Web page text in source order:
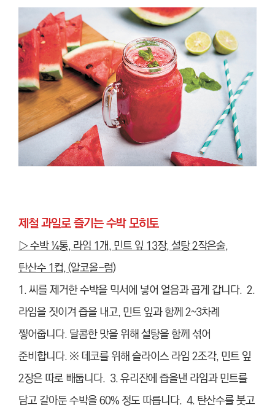
제철 과일로 즐기는 수박 모히토
▷수박 ¼통, 라임 1개, 민트 잎 13장, 설탕 2작은술,
탄산수 1컵, (알코올-럼)
1. 씨를 제거한 수박을 믹서에 넣어 얼음과 곱게 갑니다. 2.
라임을 짓이겨 즙을 내고, 민트 잎과 함께 2~3차례
찧어줍니다. 달콤한 맛을 위해 설탕을 함께 섞어
준비합니다. ※ 데코를 위해 슬라이스 라임2조각, 민트 잎
2장은 따로 빼둡니다. 3.유리잔에 즙을낸 라임과 민트를
담고 갈아둔 수박을 60% 정도 따릅니다. 4. 탄산수를 붓고